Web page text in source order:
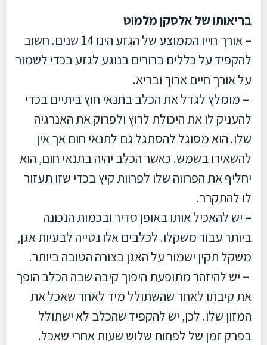
בריאותו של אלסקן מלמוט
אורך חייו הממוצע של הגזע הינו 14 שנים. חשוב
להקפיד על כללים ברורים בנוגע לגזע בכדי לשמור
על אורך חיים ארוך ובריא.
מומלץ לגדל את הכלב בתנאי חוץ ביתיים בכדי
להעניק לו את היכולת לרוץ ולפרוק את האנרגיה
שלו. הוא מסוגל להסתגל גם לתנאי חום אך אין
להשאירו בשמש. כאשר הכלב יהיה בתנאי חום, הוא
יחליף את הפרווה שלו לפרוות קיץ בכדי שזו תעזור
לו להתקרר.
יש להאכיל אותו באופן סדיר ובכמות הנכונה
ביותר עבור משקלו. לכלבים אלו נטייה לבעיות אגן,
משקל תקין ישמור על האגן בצורה הטובה ביותר.
יש להיזהר מתופעת היפוך קיבה שבה הכלב הופך
את קיבתו לאחר שהשתולל מיד לאחר שאכל את
המזון שלו. לכן, יש להקפיד שהכלב לא ישתולל
בפרק זמן של לפחות שלוש שעות אחרי שאכל.